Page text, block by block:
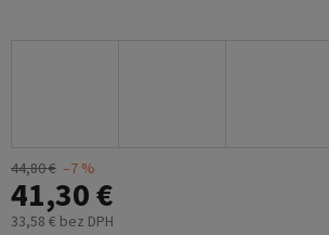
44,80 € –7 %
41,30 €
33,58 € bez DPH